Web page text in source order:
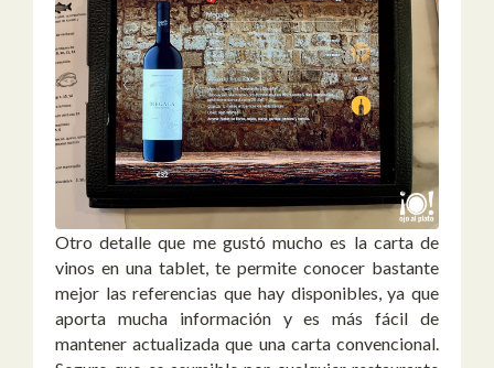
Otro detalle que me gustó mucho es la carta de
vinos en una tablet, te permite conocer bastante
mejor las referencias que hay disponibles, ya que
aporta mucha información y es más fácil de
mantener actualizada que una carta convencional.